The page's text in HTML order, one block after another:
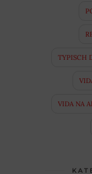
TYPISCH
VIDA NA